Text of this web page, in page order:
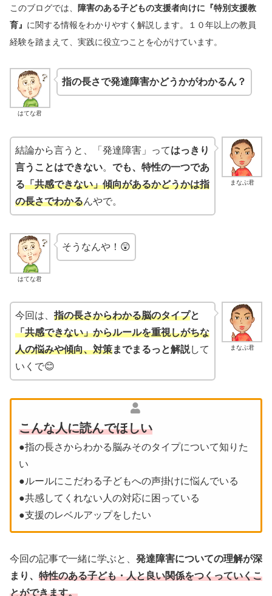
このブログでは、 障害のある子どもの支援者向けに 『特別支援教
育』 に関する情報をわかりやすく解説します。１０年以上の教員
経験を踏まえて、実践に役立つことを心がけています。
はてな君
指の長さで発達障害かどうかがわかるん？
まなぶ君
結論から言うと、「発達障害」ってはっきり
言うことはできない。 でも、特性の一つであ
る「共感できない」傾向があるかどうかは指
の長さでわかるんやで。
はてな君
そうなんや！😲
まなぶ君
今回は、 指の長さからわかる脳のタイプと
「共感できない」からルールを重視しがちな
人の悩みや傾向、対策までまるっと解説して
いくで😊
こんな人に読んでほしい
●指の長さからわかる脳みそのタイプについて知りた
い
●ルールにこだわる子どもへの声掛けに悩んでいる
●共感してくれない人の対応に困っている
●支援のレベルアップをしたい
今回の記事で一緒に学ぶと、 発達障害についての理解が深
まり、 特性のある子ども・人と良い関係をつくっていくこ
とができます。